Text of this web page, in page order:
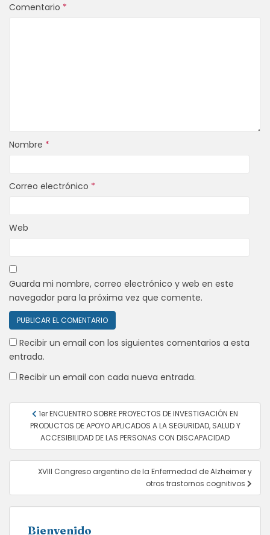
Comentario *
Nombre *
Correo electrónico *
Web
Guarda mi nombre, correo electrónico y web en este
navegador para la próxima vez que comente.
Recibir un email con los siguientes comentarios a esta
entrada.
Recibir un email con cada nueva entrada.
Navegación
entradas
1er ENCUENTRO SOBRE PROYECTOS DE INVESTIGACIÓN EN
PRODUCTOS DE APOYO APLICADOS A LA SEGURIDAD, SALUD Y
ACCESIBILIDAD DE LAS PERSONAS CON DISCAPACIDAD
XVIII Congreso argentino de la Enfermedad de Alzheimer y
otros trastornos cognitivos
Bienvenido